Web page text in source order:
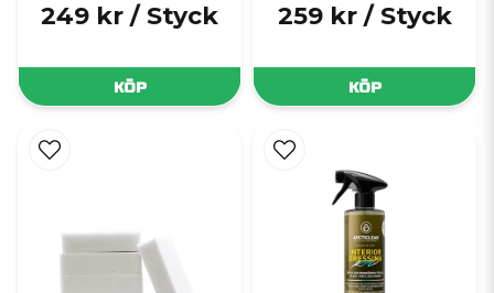
249 kr / Styck
KÖP
259 kr / Styck
KÖP